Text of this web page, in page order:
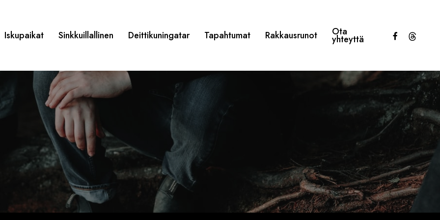
Iskupaikat Sinkkuillallinen Deittikuningatar Tapahtumat Rakkausrunot Ota
yhteyttä facebookthreads